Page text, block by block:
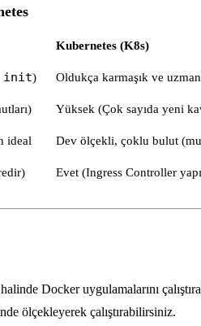
Kubernetes (K8s)
init) Oldukça karmaşık ve
Yüksek (Çok sayıda yeni
ideal Dev ölçekli, çoklu bulut
Evet (Ingress Controller
Docker uygulamalarını
ölçekleyerek çalıştırabilirsiniz.